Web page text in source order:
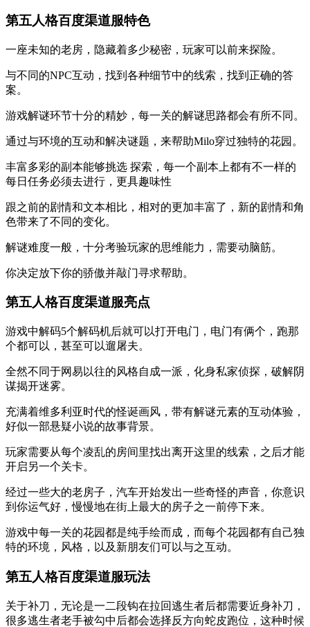
第五人格百度渠道服特色
一座未知的老房，隐藏着多少秘密，玩家可以前来探险。
与不同的NPC互动，找到各种细节中的线索，找到正确的答
案。
游戏解谜环节十分的精妙，每一关的解谜思路都会有所不同。
通过与环境的互动和解决谜题，来帮助Milo穿过独特的花园。
丰富多彩的副本能够挑选 探索，每一个副本上都有不一样的
每日任务必须去进行，更具趣味性
跟之前的剧情和文本相比，相对的更加丰富了，新的剧情和角
色带来了不同的变化。
解谜难度一般，十分考验玩家的思维能力，需要动脑筋。
你决定放下你的骄傲并敲门寻求帮助。
第五人格百度渠道服亮点
游戏中解码5个解码机后就可以打开电门，电门有俩个，跑那
个都可以，甚至可以遛屠夫。
全然不同于网易以往的风格自成一派，化身私家侦探，破解阴
谋揭开迷雾。
充满着维多利亚时代的怪诞画风，带有解谜元素的互动体验，
好似一部悬疑小说的故事背景。
玩家需要从每个凌乱的房间里找出离开这里的线索，之后才能
开启另一个关卡。
经过一些大的老房子，汽车开始发出一些奇怪的声音，你意识
到你运气好，慢慢地在街上最大的房子之一前停下来。
游戏中每一关的花园都是纯手绘而成，而每个花园都有自己独
特的环境，风格，以及新朋友们可以与之互动。
第五人格百度渠道服玩法
关于补刀，无论是一二段钩在拉回逃生者后都需要近身补刀，
很多逃生者老手被勾中后都会选择反方向蛇皮跑位，这种时候